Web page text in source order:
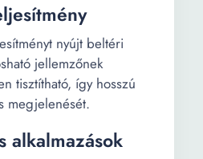
nyújt beltéri
jellemzőnek
tisztítható, így hosszú
megjelenését.
alkalmazások